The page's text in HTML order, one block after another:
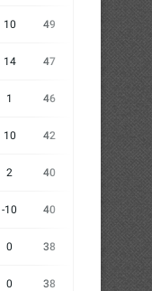
10 49 6
14 47
1 46 10
10 42
2 40
-10 40
0 38 11
0 38 9